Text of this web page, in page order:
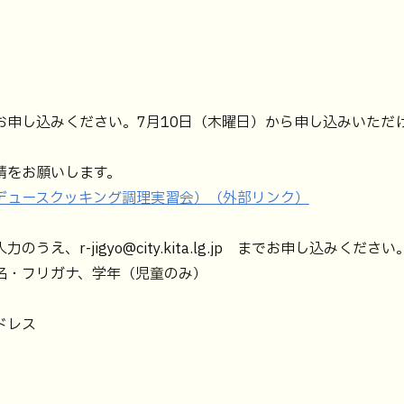
し込みください。7月10日（木曜日）から申し込みいただけ
お願いします。
ースクッキング調理実習会）（外部リンク）
のうえ、r-jigyo@city.kita.lg.jp までお申し込みください。
リガナ、学年（児童のみ）
ス